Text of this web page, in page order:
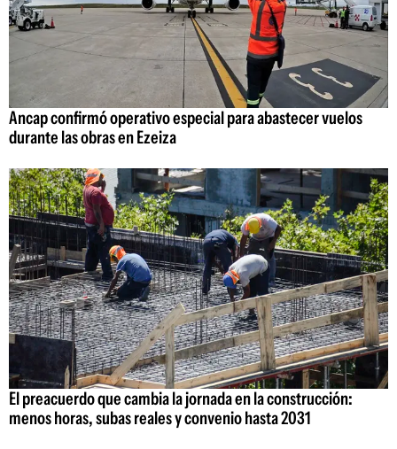
Ancap confirmó operativo especial para abastecer vuelos
durante las obras en Ezeiza
El preacuerdo que cambia la jornada en la construcción:
menos horas, subas reales y convenio hasta 2031